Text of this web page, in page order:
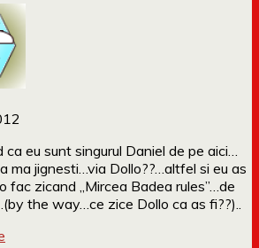
ca eu sunt singurul Daniel de pe aici…
ma jignesti…via Dollo??…altfel si eu as
fac zicand „Mircea Badea rules”…de
the way…ce zice Dollo ca as fi??)..